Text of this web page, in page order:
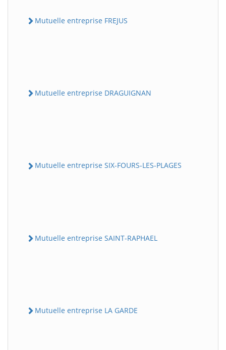
Mutuelle entreprise FREJUS
Mutuelle entreprise DRAGUIGNAN
Mutuelle entreprise SIX-FOURS-LES-PLAGES
Mutuelle entreprise SAINT-RAPHAEL
Mutuelle entreprise LA GARDE